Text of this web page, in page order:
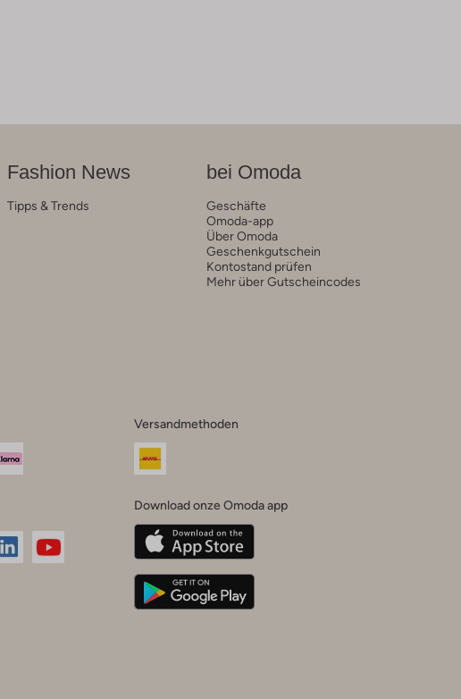
Fashion News
Tipps & Trends
bei Omoda
Geschäfte
Omoda-app
Über Omoda
Geschenkgutschein
Kontostand prüfen
Mehr über Gutscheincodes
Versandmethoden
Download onze Omoda app